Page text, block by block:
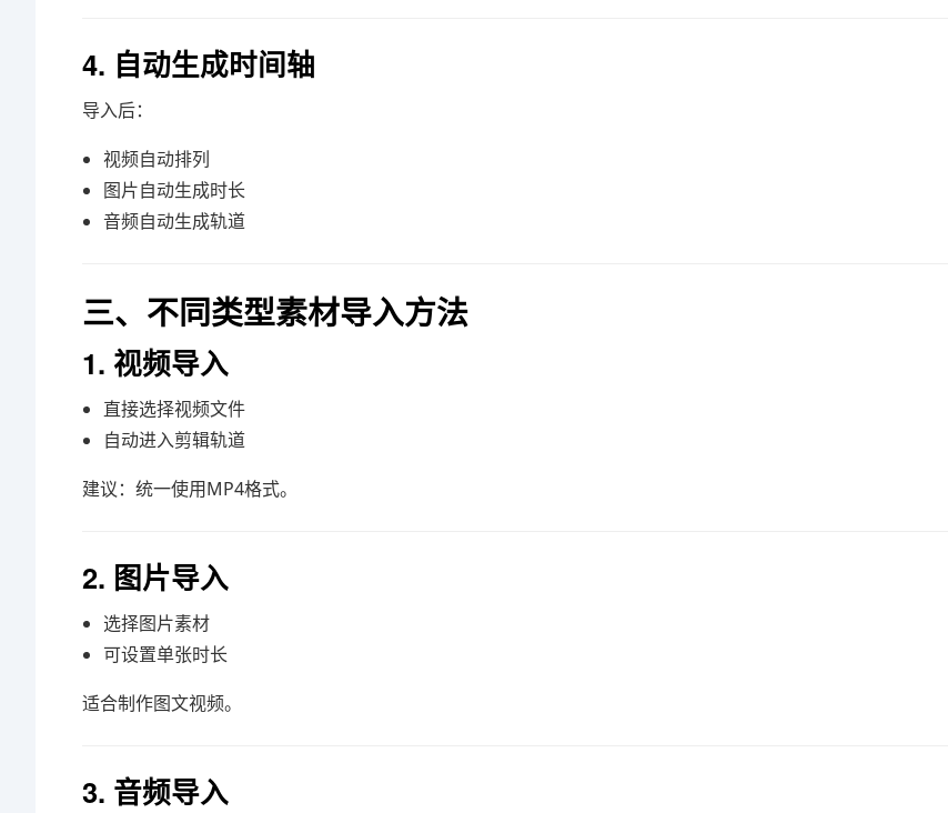
4. 自动生成时间轴
导入后：
视频自动排列
图片自动生成时长
音频自动生成轨道
三、不同类型素材导入方法
1. 视频导入
直接选择视频文件
自动进入剪辑轨道
建议：统一使用MP4格式。
2. 图片导入
选择图片素材
可设置单张时长
适合制作图文视频。
3. 音频导入